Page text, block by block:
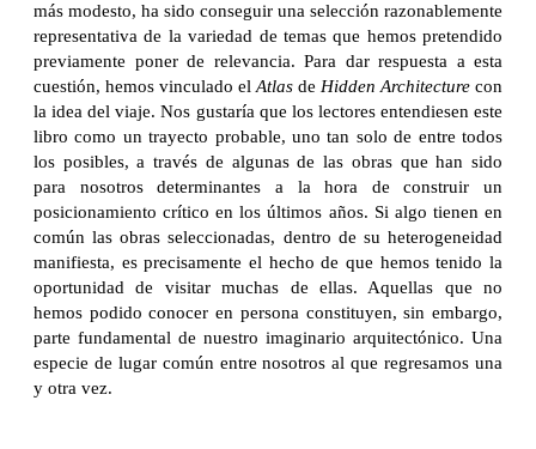
más modesto, ha sido conseguir una selección razonablemente
representativa de la variedad de temas que hemos pretendido
previamente poner de relevancia. Para dar respuesta a esta
cuestión, hemos vinculado el Atlas de Hidden Architecture con
la idea del viaje. Nos gustaría que los lectores entendiesen este
libro como un trayecto probable, uno tan solo de entre todos
los posibles, a través de algunas de las obras que han sido
para nosotros determinantes a la hora de construir un
posicionamiento crítico en los últimos años. Si algo tienen en
común las obras seleccionadas, dentro de su heterogeneidad
manifiesta, es precisamente el hecho de que hemos tenido la
oportunidad de visitar muchas de ellas. Aquellas que no
hemos podido conocer en persona constituyen, sin embargo,
parte fundamental de nuestro imaginario arquitectónico. Una
especie de lugar común entre nosotros al que regresamos una
y otra vez.